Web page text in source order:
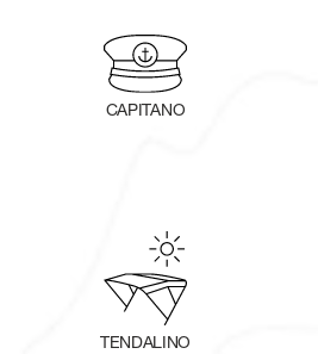
CAPITANO
TENDALINO